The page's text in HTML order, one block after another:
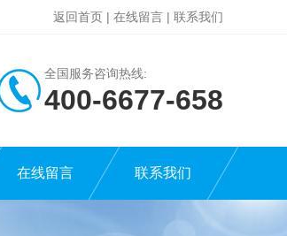
返回首页 | 在线留言 | 联系我们
全国服务咨询热线:
400-6677-658
在线留言 联系我们